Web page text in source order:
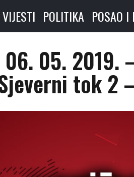
VIJESTI POLITIKA POSAO I
05. 2019.
tok 2